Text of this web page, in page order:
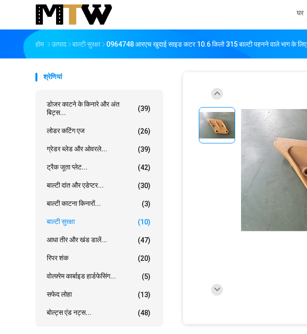
घर
होम उत्पाद बाल्टी सुरक्षा 0964748 आरएच खुदाई साइड कटर 10.6 किलो 315 बाल्टी पहनने वाले भाग के लिए
श्रेणियां
डोजर काटने के किनारे और अंत
बिट्स...
(39)
लोडर कटिंग एज (26)
ग्रेडर ब्लेड और ओवरले... (39)
ट्रैक जूता प्लेट... (42)
बाल्टी दांत और एडेप्टर... (30)
बाल्टी काटना किनारों... (3)
बाल्टी सुरक्षा (10)
आधा तीर और खंड डालें... (47)
रिपर शंक (20)
वोल्फ़्रेम कार्बाइड हार्डफेसिंग... (5)
सफेद लोहा (13)
बोल्ट्स एंड नट्स... (48)